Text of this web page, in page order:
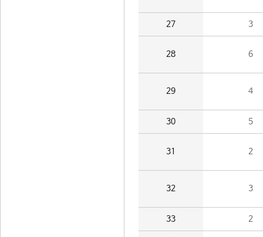
27 3
28 6
29 4
30 5
31 2
32 3
33 2